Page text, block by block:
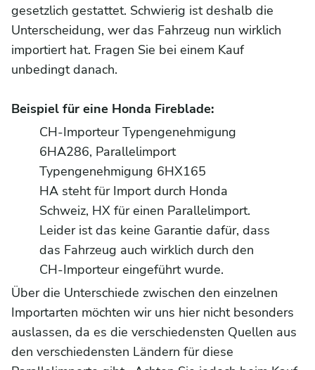
gesetzlich gestattet. Schwierig ist deshalb die
Unterscheidung, wer das Fahrzeug nun wirklich
importiert hat. Fragen Sie bei einem Kauf
unbedingt danach.
Beispiel für eine Honda Fireblade:
CH-Importeur Typengenehmigung
6HA286, Parallelimport
Typengenehmigung 6HX165
HA steht für Import durch Honda
Schweiz, HX für einen Parallelimport.
Leider ist das keine Garantie dafür, dass
das Fahrzeug auch wirklich durch den
CH-Importeur eingeführt wurde.
Über die Unterschiede zwischen den einzelnen
Importarten möchten wir uns hier nicht besonders
auslassen, da es die verschiedensten Quellen aus
den verschiedensten Ländern für diese